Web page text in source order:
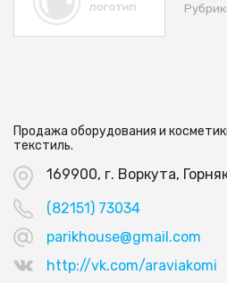
Продажа оборудования и
текстиль.
169900, г. Воркута,
(82151) 73034
parikhouse@gmail.com
http://vk.com/araviakomi